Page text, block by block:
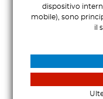
dispositivo
mobile), sono
il